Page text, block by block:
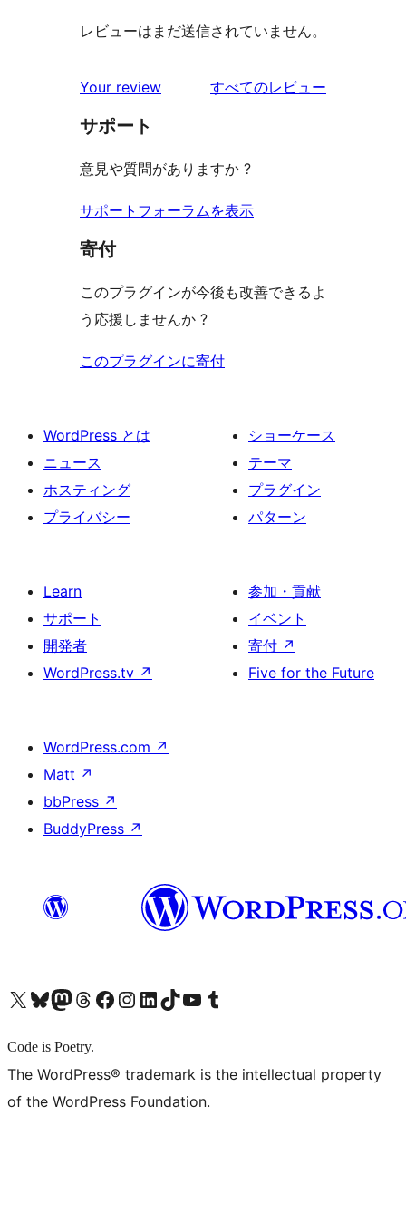
レビューはまだ送信されていません。
Your review すべてのレビュー
サポート
意見や質問がありますか ?
サポートフォーラムを表示
寄付
このプラグインが今後も改善できるよ
う応援しませんか ?
このプラグインに寄付
WordPress とは
ニュース
ホスティング
プライバシー
ショーケース
テーマ
プラグイン
パターン
Learn
サポート
開発者
WordPress.tv ↗
参加・貢献
イベント
寄付 ↗
Five for the Future
WordPress.com ↗
Matt ↗
bbPress ↗
BuddyPress ↗
X (旧 Twitter) アカウントへBluesky アカウントへMastodon アカウントへThreads アカウントへ Facebook ページへInstagram アカウントへ LinkedIn アカウントへTikTok アカウントへYouTube チャンネルへ Tumblr アカウントへ
Code is Poetry.
The WordPress® trademark is the intellectual property
of the WordPress Foundation.